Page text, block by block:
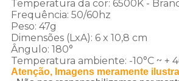
Temperatura da cor: 6500K -
Frequência: 50/60hz
Peso: 47g
Dimensões (LxA): 6 x 10,8 cm
ngulo: 180°
Temperatura ambiente: -10°C ~ +
Atenção, Imagens meramente